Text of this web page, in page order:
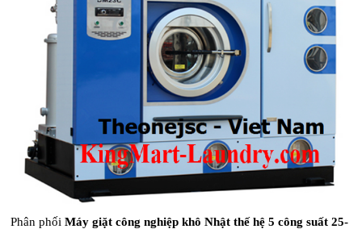
Phân phốiMáy giặt công nghiệp khô Nhật thế hệ 5 công suất 25-